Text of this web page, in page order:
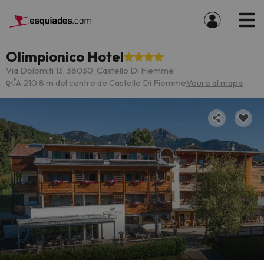
Olimpionico Hotel
Via Dolomiti 13, 38030, Castello Di Fiemme
A 210.8 m del centre de Castello Di FiemmeVeure al mapa